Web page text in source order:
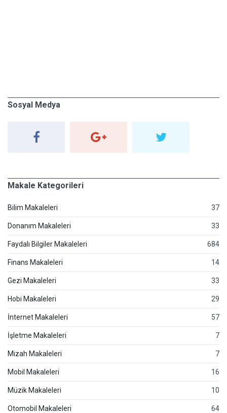
Sosyal Medya
Makale Kategorileri
Bilim Makaleleri 37
Donanım Makaleleri 33
Faydalı Bilgiler Makaleleri 684
Finans Makaleleri 14
Gezi Makaleleri 33
Hobi Makaleleri 29
İnternet Makaleleri 57
İşletme Makaleleri 7
Mizah Makaleleri 7
Mobil Makaleleri 16
Müzik Makaleleri 10
Otomobil Makaleleri 64